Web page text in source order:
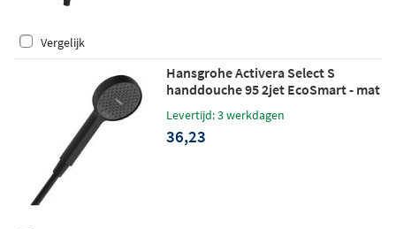
Vergelijk
Hansgrohe Activera Select S
handdouche 95 2jet EcoSmart - mat
Levertijd: 3 werkdagen
36,23